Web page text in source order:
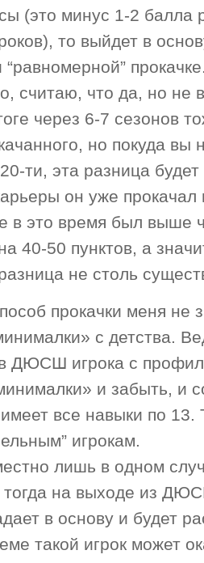
(это минус 1-2 балла
то выйдет в
“равномерной”
считаю, что да, но не
через 6-7 сезонов
но покуда вы
ти, эта разница будет
он уже
в это время был выше
40-50 пунктов, а
не столь
прокачки меня не
с детства.
ДЮСШ игрока с
и забыть, и
все навыки по 13.
игрокам.
лишь в одном
на выходе из
в основу и будет
такой игрок может